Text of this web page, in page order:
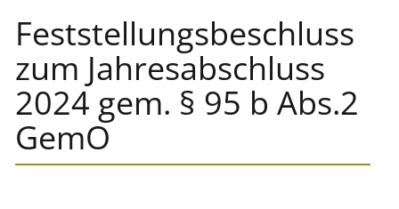
Feststellungsbeschluss
zum Jahresabschluss
2024 gem. § 95 b Abs.2
GemO